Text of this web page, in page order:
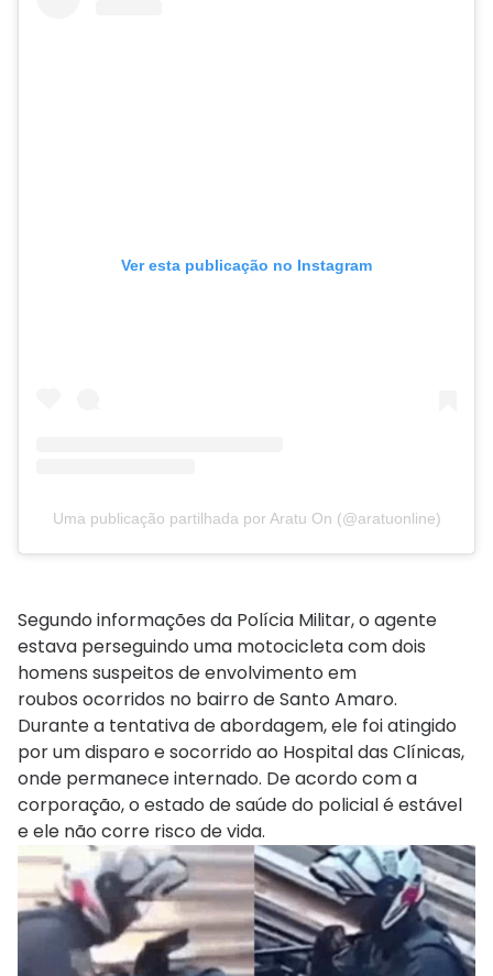
Ver esta publicação no Instagram
Uma publicação partilhada por Aratu On (@aratuonline)
Segundo informações da Polícia Militar, o agente
estava perseguindo uma motocicleta com dois
homens suspeitos de envolvimento em
roubos ocorridos no bairro de Santo Amaro.
Durante a tentativa de abordagem, ele foi atingido
por um disparo e socorrido ao Hospital das Clínicas,
onde permanece internado. De acordo com a
corporação, o estado de saúde do policial é estável
e ele não corre risco de vida.